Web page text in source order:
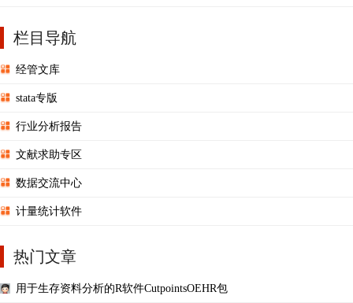
栏目导航
经管文库
stata专版
行业分析报告
文献求助专区
数据交流中心
计量统计软件
热门文章
用于生存资料分析的R软件CutpointsOEHR包